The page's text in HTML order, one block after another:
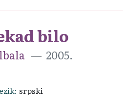
bilo
2005.
srpski